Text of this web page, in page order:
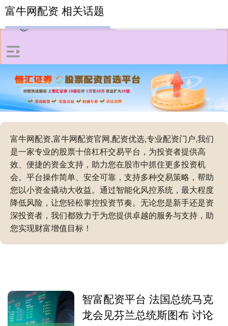
富牛网配资,富牛网配资官网,配资优选,专业配资门户,我们
是一家专业的股票十倍杠杆交易平台，为投资者提供高
效、便捷的资金支持，助力您在股市中抓住更多投资机
会。平台操作简单、安全可靠，支持多种交易策略，帮助
您以小资金撬动大收益。通过智能化风控系统，最大程度
降低风险，让您轻松掌控投资节奏。无论您是新手还是资
深投资者，我们都致力于为您提供卓越的服务与支持，助
您实现财富增值目标！
富牛网配资 相关话题
智富配资平台 法国总统马克
龙会见芬兰总统斯图布 讨论